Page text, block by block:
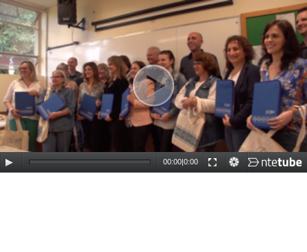
00:00|0:00